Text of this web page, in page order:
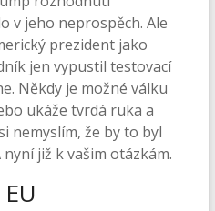
v jeho neprospěch. Ale
prezident jako
jen vypustil testovací
Někdy je možné válku
ukáže tvrdá ruka a
nemyslím, že by to byl
již k vašim otázkám.